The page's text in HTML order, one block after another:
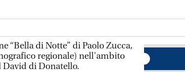
“Bella di Notte” di Paolo Zucca,
regionale) nell'ambito
David di Donatello.